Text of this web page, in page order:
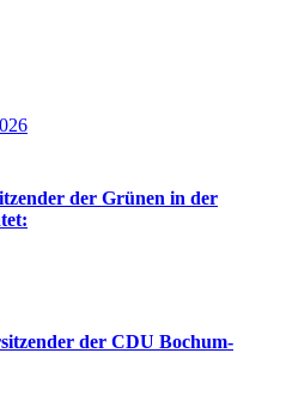
der Grünen in der
der CDU Bochum-